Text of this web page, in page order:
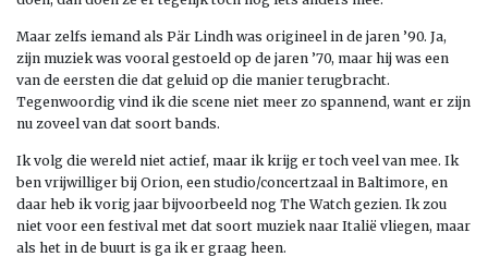
Maar zelfs iemand als Pär Lindh was origineel in de jaren ’90. Ja,
zijn muziek was vooral gestoeld op de jaren ’70, maar hij was een
van de eersten die dat geluid op die manier terugbracht.
Tegenwoordig vind ik die scene niet meer zo spannend, want er zijn
nu zoveel van dat soort bands.
Ik volg die wereld niet actief, maar ik krijg er toch veel van mee. Ik
ben vrijwilliger bij Orion, een studio/concertzaal in Baltimore, en
daar heb ik vorig jaar bijvoorbeeld nog The Watch gezien. Ik zou
niet voor een festival met dat soort muziek naar Italië vliegen, maar
als het in de buurt is ga ik er graag heen.